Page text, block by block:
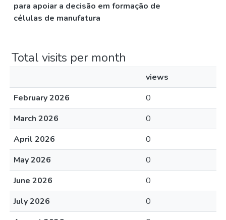
para apoiar a decisão em formação de
células de manufatura
Total visits per month
views
February 2026
0
March 2026
0
April 2026
0
May 2026
0
June 2026
0
July 2026
0